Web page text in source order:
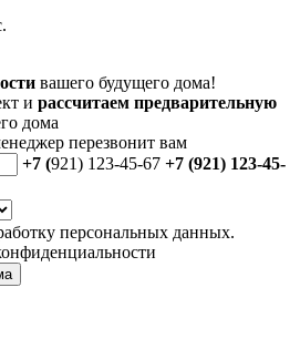
вашего будущего дома!
и рассчитаем предварительную
дома
перезвонит вам
+7 (921) 123-45-67 +7 (921) 123-45-
персональных данных.